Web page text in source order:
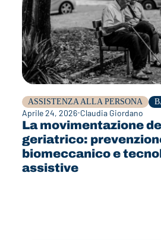
ASSISTENZA ALLA PERSONA
Aprile 24, 2026 Claudia Giordano
La movimentazione
geriatrico:
biomeccanico e
assistive